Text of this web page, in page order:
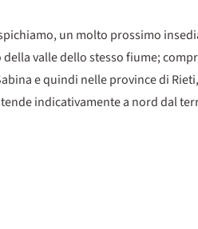
un molto prossimo
valle dello stesso fiume;
e quindi nelle province di
indicativamente a nord dal